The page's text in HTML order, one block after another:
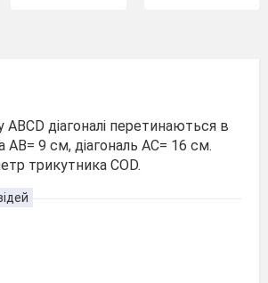
діагоналі перетинаються в
АВ= 9 см, діагональ АС= 16 см.
трикутника СОD.